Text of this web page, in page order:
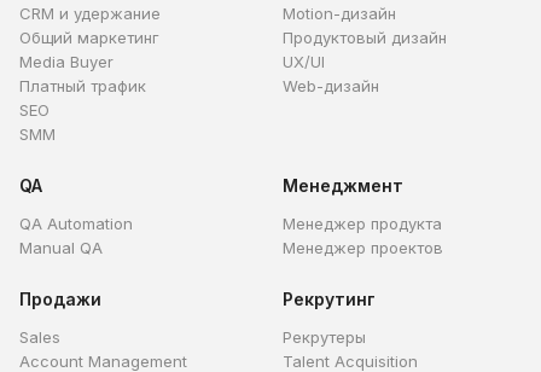
CRM и удержание
Общий маркетинг
Media Buyer
Платный трафик
SEO
SMM
Motion-дизайн
Продуктовый дизайн
UX/UI
Web-дизайн
QA
QA Automation
Manual QA
Менеджмент
Менеджер продукта
Менеджер проектов
Продажи
Sales
Account Management
Рекрутинг
Рекрутеры
Talent Acquisition